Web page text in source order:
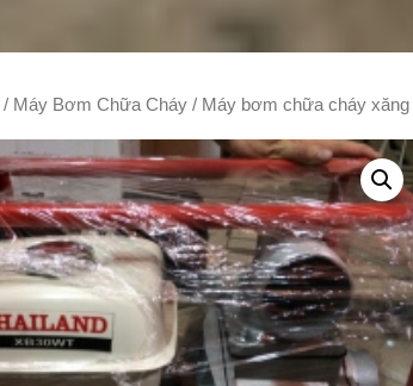
/ Máy Bơm Chữa Cháy / Máy bơm chữa cháy xăng